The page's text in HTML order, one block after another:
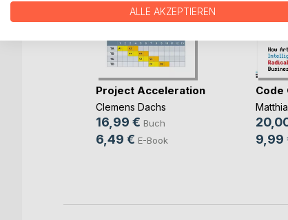
Project Acceleration
Clemens Dachs
16,99 € Buch
6,49 € E-Book
Code
9,99
ALLE AKZEPTIEREN